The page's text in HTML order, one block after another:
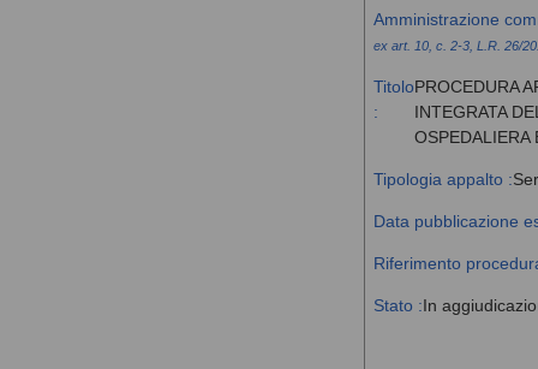
Amministrazione
ex art. 10, c. 2-3, L.R. 26/
Titolo
:
PROCEDURA
INTEGRATA
OSPEDALIERA
Tipologia appalto :
Data pubblicazione
Riferimento
Stato :In